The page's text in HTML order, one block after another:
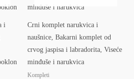
i
Crni komplet narukvica i
naušnice, Bakarni komplet od
crvog jaspisa i labradorita, Viseće
minđuše i narukvica
Kompleti